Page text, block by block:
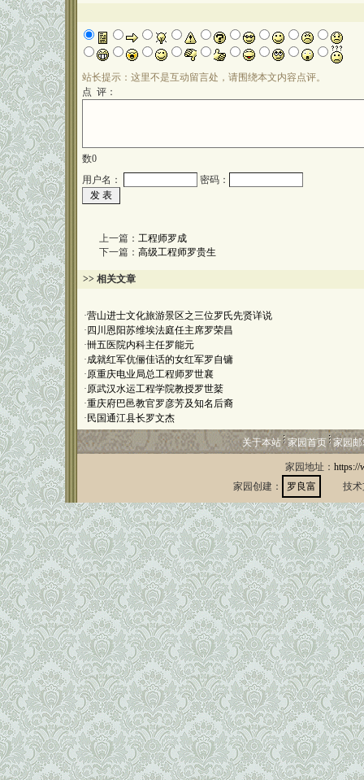
站长提示：这里不是互动留言处，请围绕本文内容点评。
点 评：
数0
用户名：
密码：
上一篇： 工程师罗成
下一篇： 高级工程师罗贵生
>> 相关文章
·营山进士文化旅游景区之三位罗氏先贤详说
· 四川恩阳苏维埃法庭任主席罗荣昌
·卌五医院内科主任罗能元
·成就红军伉俪佳话的女红军罗自镛
·原重庆电业局总工程师罗世襄
·原武汉水运工程学院教授罗世棻
·重庆府巴邑教官罗彦芳及知名后裔
· 民国通江县长罗文杰
关于本站 家园首页 家园
家园地址： https://
家园创建：
罗良富 技术